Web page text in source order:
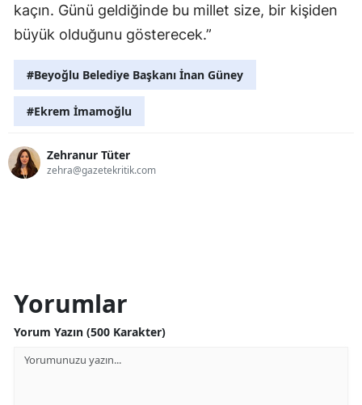
kaçın. Günü geldiğinde bu millet size, bir kişiden
büyük olduğunu gösterecek.”
#Beyoğlu Belediye Başkanı İnan Güney
#Ekrem İmamoğlu
Zehranur Tüter
zehra@gazetekritik.com
Yorumlar
Yorum Yazın (500 Karakter)